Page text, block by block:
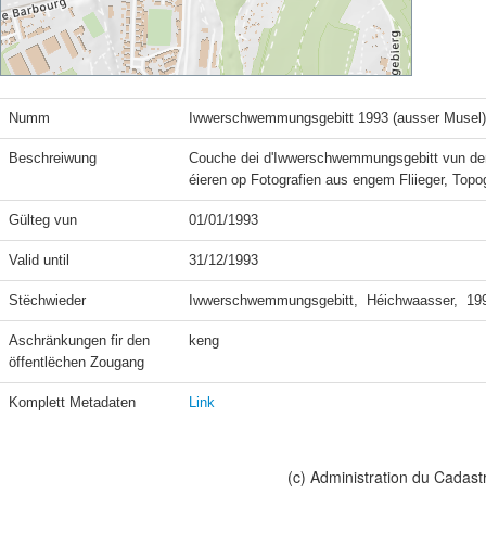
Numm Iwwerschwemmungsgebitt 1993 (ausser Musel)
Beschreiwung
Couche dei d'Iwwerschwemmungsgebitt vun
éieren op Fotografien aus engem Fliieger,
Gülteg vun 01/01/1993
Valid until 31/12/1993
Stëchwieder Iwwerschwemmungsgebitt,  Héichwaasser,
Aschränkungen fir den
öffentlëchen Zougang
keng
Komplett Metadaten Link
(c) Administration du